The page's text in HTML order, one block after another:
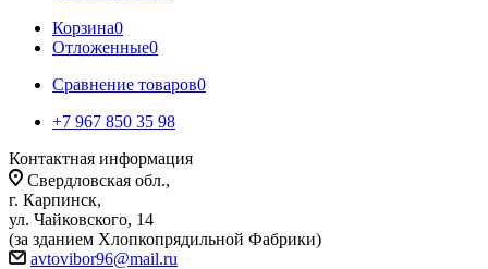
Корзина0
Отложенные0
Сравнение товаров0
+7 967 850 35 98
Контактная информация
Свердловская обл.,
г. Карпинск,
ул. Чайковского, 14
(за зданием Хлопкопрядильной Фабрики)
avtovibor96@mail.ru